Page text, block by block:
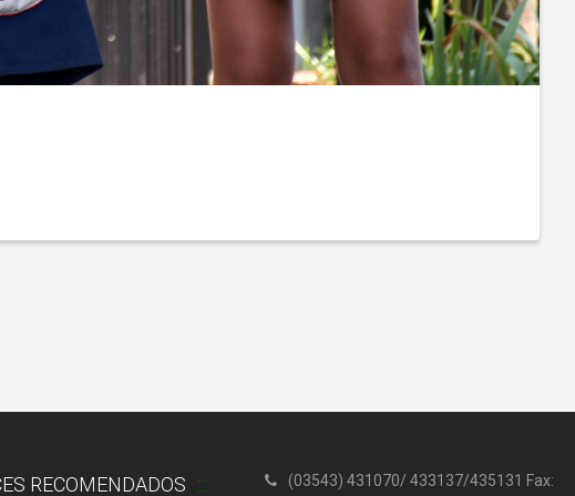
RECOMENDADOS (03543) 431070/ 433137/435131 Fax: